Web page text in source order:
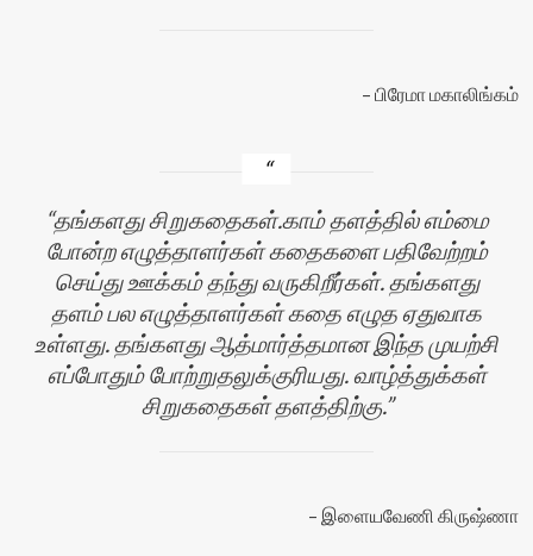
பிரேமா மகாலிங்கம்
தங்களது சிறுகதைகள்.காம் தளத்தில் எம்மை
போன்ற எழுத்தாளர்கள் கதைகளை பதிவேற்றம்
செய்து ஊக்கம் தந்து வருகிறீர்கள். தங்களது
தளம் பல எழுத்தாளர்கள் கதை எழுத ஏதுவாக
உள்ளது. தங்களது ஆத்மார்த்தமான இந்த முயற்சி
எப்போதும் போற்றுதலுக்குரியது. வாழ்த்துக்கள்
சிறுகதைகள் தளத்திற்கு.
இளையவேணி கிருஷ்ணா